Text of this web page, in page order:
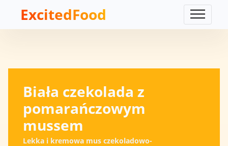
ExcitedFood
Biała czekolada z
pomarańczowym
mussem
Lekka i kremowa mus czekoladowo-